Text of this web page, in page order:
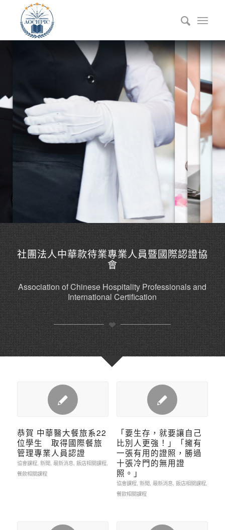
社團法人中華款待業專業人員暨國際認證協
會
Association of Chinese Hospitality Professionals and
International Certification
恭賀 中華醫大餐旅系22
位學生 取得國際餐旅
管理專業人員認證
協會課程, 新聞, 最新消息, 飯店相關課程,
餐飲相關課程
「要生存，就要讓自己
比別人更強！」「擁有
一張有用的證照，勝過
十張冷門的無用證
照。」
協會課程, 新聞, 最新消息, 飯店相關課程,
餐飲相關課程